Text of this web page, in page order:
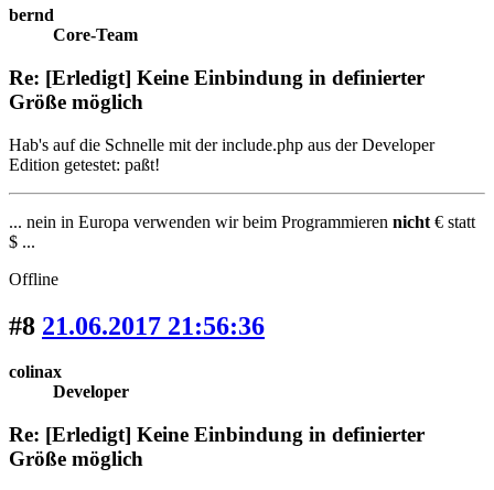
bernd
Core-Team
Re: [Erledigt] Keine Einbindung in definierter
Größe möglich
Hab's auf die Schnelle mit der include.php aus der Developer
Edition getestet: paßt!
... nein in Europa verwenden wir beim Programmieren nicht € statt
$ ...
Offline
#8 21.06.2017 21:56:36
colinax
Developer
Re: [Erledigt] Keine Einbindung in definierter
Größe möglich